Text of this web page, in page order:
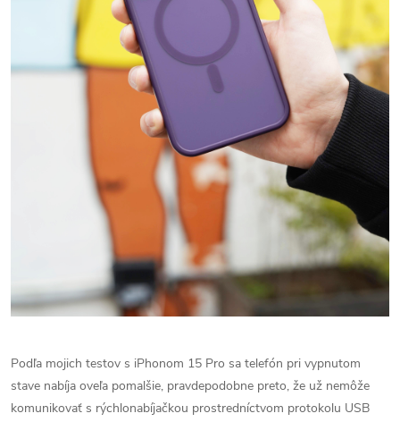
Podľa mojich testov s iPhonom 15 Pro sa telefón pri vypnutom
stave nabíja oveľa pomalšie, pravdepodobne preto, že už nemôže
komunikovať s rýchlonabíjačkou prostredníctvom protokolu USB